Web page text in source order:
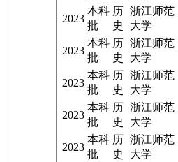
2023
本科
批
历
史
浙江师范
大学
2023
本科
批
历
史
浙江师范
大学
2023
本科
批
历
史
浙江师范
大学
2023
本科
批
历
史
浙江师范
大学
2023
本科
批
历
史
浙江师范
大学